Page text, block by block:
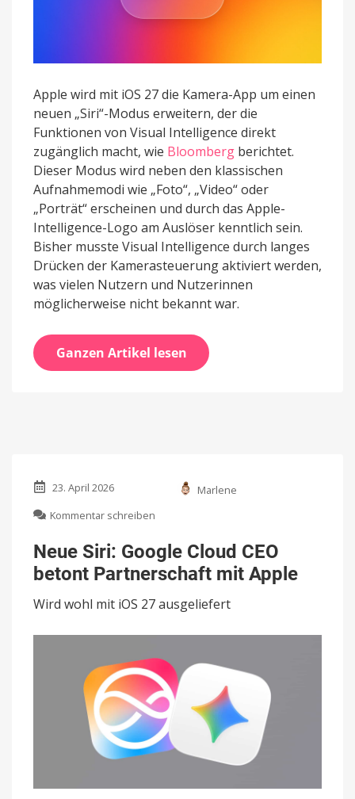
Apple wird mit iOS 27 die Kamera-App um einen
neuen „Siri“-Modus erweitern, der die
Funktionen von Visual Intelligence direkt
zugänglich macht, wie Bloomberg berichtet.
Dieser Modus wird neben den klassischen
Aufnahmemodi wie „Foto“, „Video“ oder
„Porträt“ erscheinen und durch das Apple-
Intelligence-Logo am Auslöser kenntlich sein.
Bisher musste Visual Intelligence durch langes
Drücken der Kamerasteuerung aktiviert werden,
was vielen Nutzern und Nutzerinnen
möglicherweise nicht bekannt war.
Ganzen Artikel lesen
23. April 2026
Marlene
Kommentar schreiben
Siri:
Google
Cloud
betont
mit
Neue Siri: Google Cloud CEO
betont Partnerschaft mit Apple
Wird wohl mit iOS 27 ausgeliefert